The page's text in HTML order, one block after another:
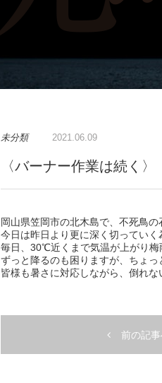
未分類 2021.06.09
〈バーナー作業は続く〉
岡山県笠岡市の北木島で、不死鳥
今日は昨日より更に深く切ってい
毎日、30℃近くまで気温が上がり梅
ずっと降るのも困りますが、ちょ
皆様も暑さに対応しながら、倒れな
前の記